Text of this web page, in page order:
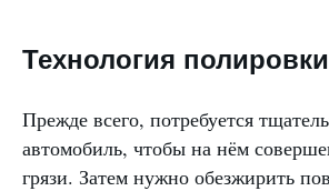
Технология полировки
Прежде всего, потребуется
автомобиль, чтобы на нём
грязи. Затем нужно обезжирить